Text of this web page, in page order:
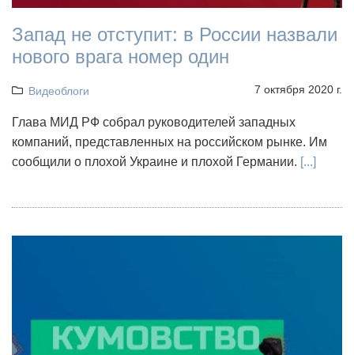
Запад не отступит: в России назвали
нового врага номер один
Видеоблоги 7 октября 2020 г.
Глава МИД РФ собрал руководителей западных
компаний, представленных на российском рынке. Им
сообщили о плохой Украине и плохой Германии. [...]